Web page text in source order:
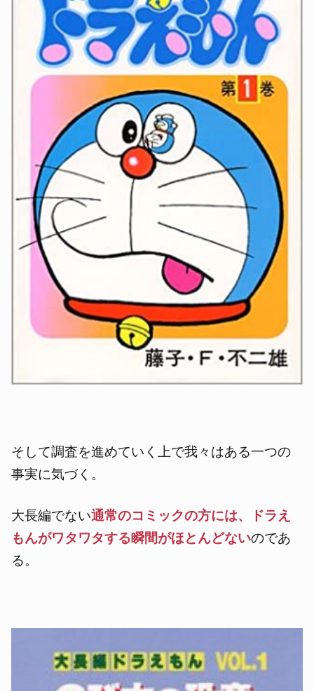
そして調査を進めていく上で我々はある一つの
事実に気づく。
大長編でない通常のコミックの方には、ドラえ
もんがワタワタする瞬間がほとんどないのであ
る。